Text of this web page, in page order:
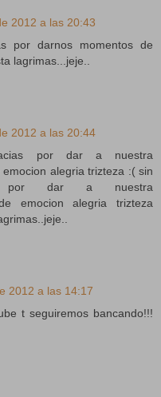
2012 a las 20:43
por darnos momentos de
lagrimas...jeje..
2012 a las 20:44
por dar a nuestra
alegria trizteza :( sin
por dar a nuestra
emocion alegria trizteza
2012 a las 14:17
t seguiremos bancando!!!